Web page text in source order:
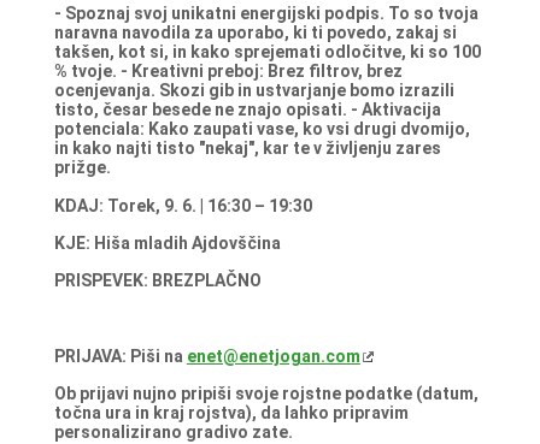
- Spoznaj svoj unikatni energijski podpis. To so tvoja
naravna navodila za uporabo, ki ti povedo, zakaj si
takšen, kot si, in kako sprejemati odločitve, ki so 100
% tvoje. - Kreativni preboj: Brez filtrov, brez
ocenjevanja. Skozi gib in ustvarjanje bomo izrazili
tisto, česar besede ne znajo opisati. - Aktivacija
potenciala: Kako zaupati vase, ko vsi drugi dvomijo,
in kako najti tisto "nekaj", kar te v življenju zares
prižge.
KDAJ: Torek, 9. 6. | 16:30 – 19:30
KJE: Hiša mladih Ajdovščina
PRISPEVEK: BREZPLAČNO
PRIJAVA: Piši na enet@enetjogan.com
Ob prijavi nujno pripiši svoje rojstne podatke (datum,
točna ura in kraj rojstva), da lahko pripravim
personalizirano gradivo zate.